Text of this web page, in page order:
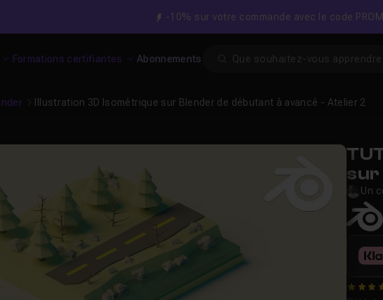
-10% sur votre commande avec le code
Formations certifiantes Abonnements
Illustration 3D Isométrique sur Blender de débutant à avancé - Atelier 2
sur
Un
5